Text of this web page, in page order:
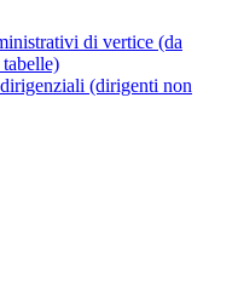
di vertice (da
(dirigenti non